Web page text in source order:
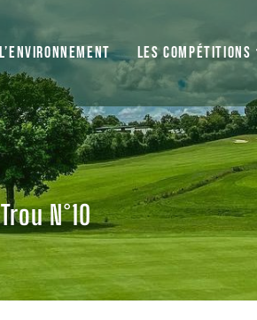
L’ENVIRONNEMENT LES COMPÉTITIONS
Trou N°10